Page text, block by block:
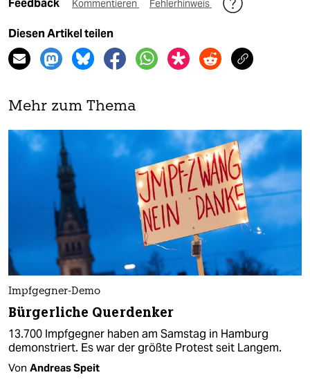
Feedback Kommentieren Fehlerhinweis
Diesen Artikel teilen
Mehr zum Thema
Impfgegner-Demo
Bürgerliche Querdenker
13.700 Impfgegner haben am Samstag in Hamburg
demonstriert. Es war der größte Protest seit Langem.
Von Andreas Speit